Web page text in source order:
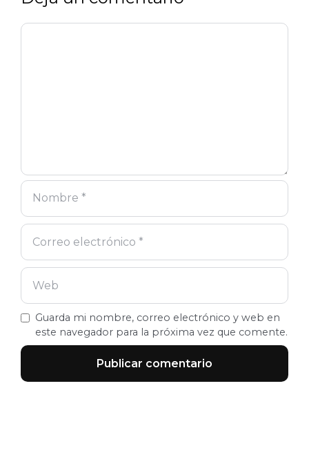
Comentario
Nombre
Correo
Web
Guarda mi nombre, correo electrónico y web en
este navegador para la próxima vez que comente.